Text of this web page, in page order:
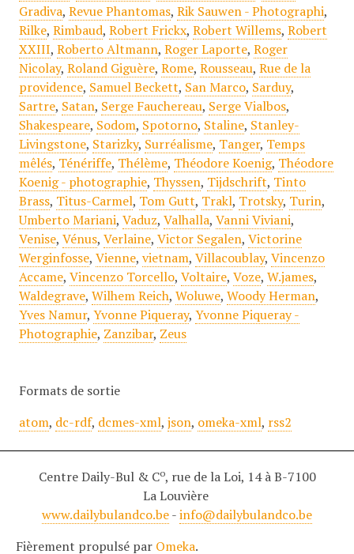
Gradiva, Revue Phantomas, Rik Sauwen - Photographi,
Rilke, Rimbaud, Robert Frickx, Robert Willems, Robert
XXIII, Roberto Altmann, Roger Laporte, Roger
Nicolay, Roland Giguère, Rome, Rousseau, Rue de la
providence, Samuel Beckett, San Marco, Sarduy,
Sartre, Satan, Serge Fauchereau, Serge Vialbos,
Shakespeare, Sodom, Spotorno, Staline, Stanley-
Livingstone, Starizky, Surréalisme, Tanger, Temps
mêlés, Ténériffe, Thélème, Théodore Koenig, Théodore
Koenig - photographie, Thyssen, Tijdschrift, Tinto
Brass, Titus-Carmel, Tom Gutt, Trakl, Trotsky, Turin,
Umberto Mariani, Vaduz, Valhalla, Vanni Viviani,
Venise, Vénus, Verlaine, Victor Segalen, Victorine
Werginfosse, Vienne, vietnam, Villacoublay, Vincenzo
Accame, Vincenzo Torcello, Voltaire, Voze, W.james,
Waldegrave, Wilhem Reich, Woluwe, Woody Herman,
Yves Namur, Yvonne Piqueray, Yvonne Piqueray -
Photographie, Zanzibar, Zeus
Formats de sortie
atom, dc-rdf, dcmes-xml, json, omeka-xml, rss2
Centre Daily-Bul & Co, rue de la Loi, 14 à B-7100
La Louvière
www.dailybulandco.be-info@dailybulandco.be
Fièrement propulsé par Omeka.